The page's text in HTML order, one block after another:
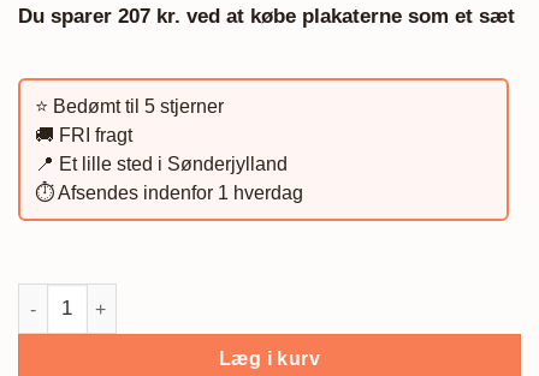
Du sparer 207 kr. ved at købe plakaterne som et sæt
⭐️ Bedømt til 5 stjerner
🚚 FRI fragt
📍 Et lille sted i Sønderjylland
⏱️ Afsendes indenfor 1 hverdag
Billedvæg, Danmark grøn antal
Læg i kurv